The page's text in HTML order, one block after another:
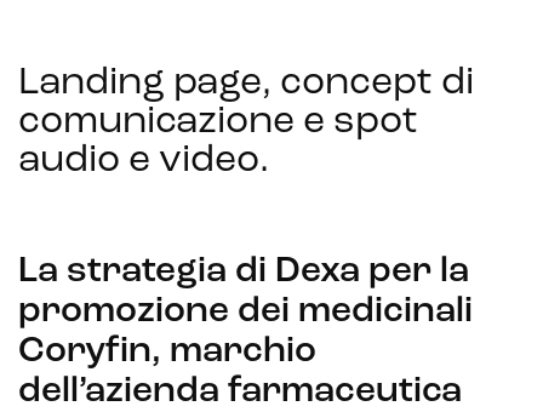
Landing page, concept di
comunicazione e spot
audio e video.
La strategia di Dexa per la
promozione dei medicinali
Coryfin, marchio
dell’azienda farmaceutica